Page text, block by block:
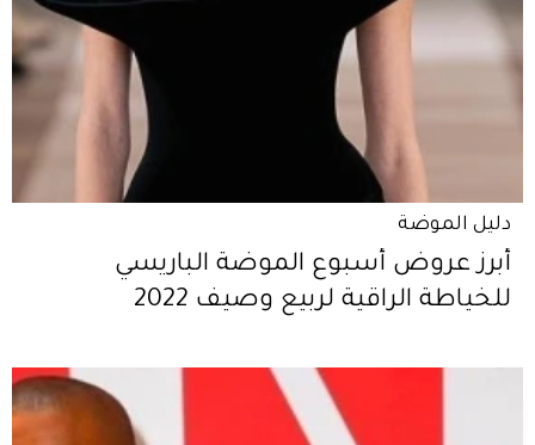
دليل الموضة
أبرز عروض أسبوع الموضة الباريسي
للخياطة الراقية لربيع وصيف 2022